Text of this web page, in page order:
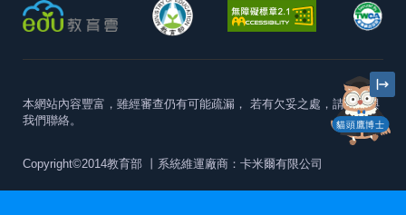
貓頭鷹博士
本網站內容豐富，雖經審查仍有可能疏漏， 若有欠妥之處，請隨時與
我們聯絡。
Copyright©2014教育部 丨系統維運廠商：卡米爾有限公司